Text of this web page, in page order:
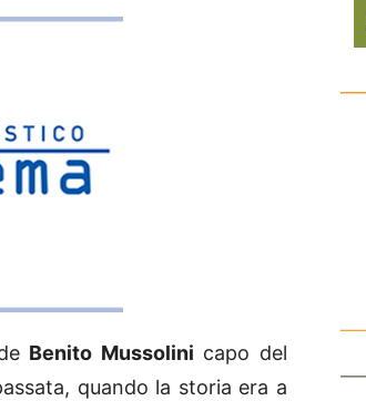
Benito Mussolini capo del
quando la storia era a